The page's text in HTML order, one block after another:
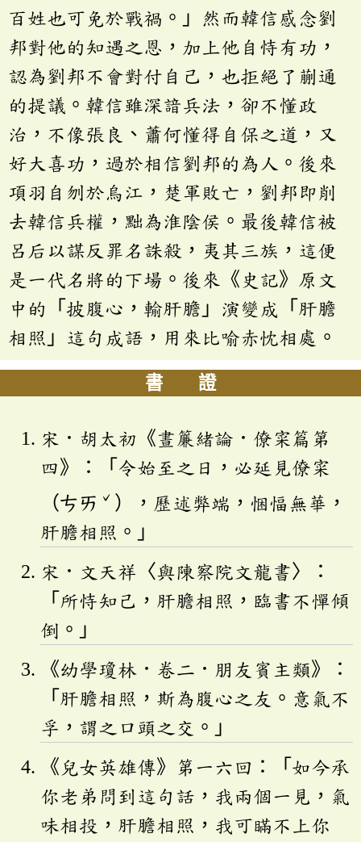
百姓也可免於戰禍。」然而韓信感念劉
邦對他的知遇之恩，加上他自恃有功，
認為劉邦不會對付自己，也拒絕了蒯通
的提議。韓信雖深諳兵法，卻不懂政
治，不像張良、蕭何懂得自保之道，又
好大喜功，過於相信劉邦的為人。後來
項羽自刎於烏江，楚軍敗亡，劉邦即削
去韓信兵權，黜為淮陰侯。最後韓信被
呂后以謀反罪名誅殺，夷其三族，這便
是一代名將的下場。後來《史記》原文
中的「披腹心，輸肝膽」演變成「肝膽
相照」這句成語，用來比喻赤忱相處。
書 證
宋．胡太初《晝簾緒論．僚寀篇第
四》：「令始至之日，必延見僚寀
（ㄘㄞ ˇ ），歷述弊端，悃愊無華，
肝膽相照。」
宋．文天祥〈與陳察院文龍書〉：
「所恃知己，肝膽相照，臨書不憚傾
倒。」
《幼學瓊林．卷二．朋友賓主類》：
「肝膽相照，斯為腹心之友。意氣不
孚，謂之口頭之交。」
《兒女英雄傳》第一六回：「如今承
你老弟問到這句話，我兩個一見，氣
味相投，肝膽相照，我可瞞不上你